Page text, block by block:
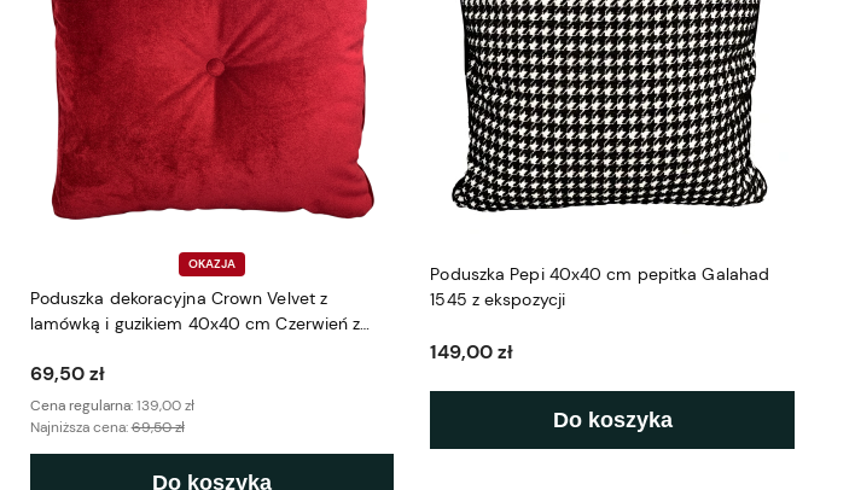
OKAZJA
Poduszka dekoracyjna Crown Velvet z
lamówką i guzikiem 40x40 cm Czerwień z
69,50 zł
Cena regularna:139,00 zł
Najniższa cena:69,50 zł
Do koszyka
Poduszka Pepi 40x40 cm pepitka Galahad
1545 z ekspozycji
149,00 zł
Do koszyka